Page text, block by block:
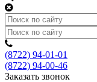
(8722) 94-01-01
(8722) 94-00-46
Заказать звонок